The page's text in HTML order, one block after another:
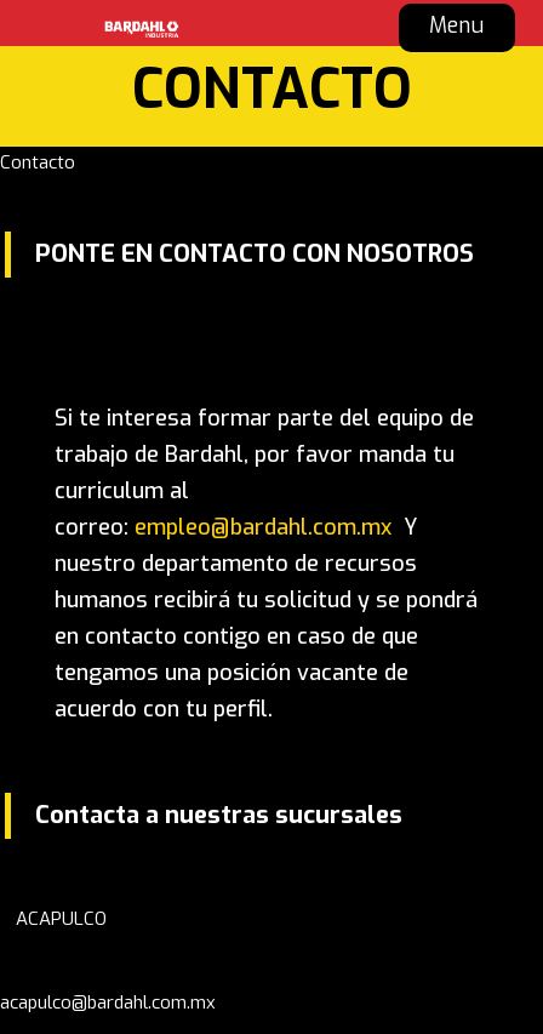
Menu
CONTACTO
Contacto
PONTE EN CONTACTO CON NOSOTROS
Si te interesa formar parte del equipo de
trabajo de Bardahl, por favor manda tu
curriculum al
correo: empleo@bardahl.com.mx Y
nuestro departamento de recursos
humanos recibirá tu solicitud y se pondrá
en contacto contigo en caso de que
tengamos una posición vacante de
acuerdo con tu perfil.
Contacta a nuestras sucursales
ACAPULCO
acapulco@bardahl.com.mx